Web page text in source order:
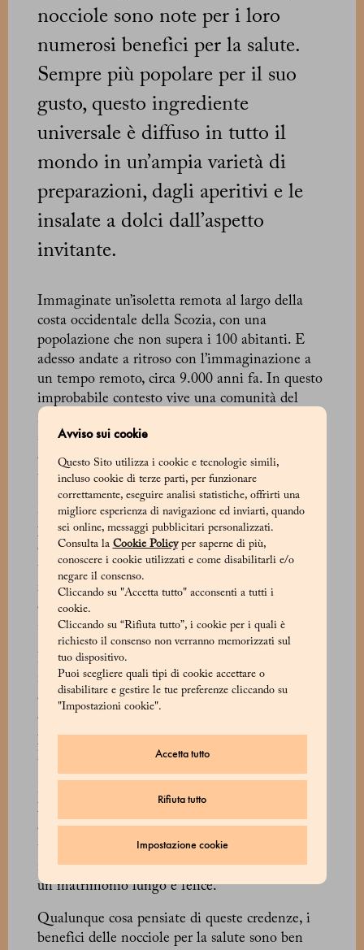
Avviso sui cookie
Questo Sito utilizza i cookie e tecnologie simili,
incluso cookie di terze parti, per funzionare
correttamente, eseguire analisi statistiche, offrirti una
migliore esperienza di navigazione ed inviarti, quando
sei online, messaggi pubblicitari personalizzati.
Consulta la Cookie Policyper saperne di più,
conoscere i cookie utilizzati e come disabilitarli e/o
negare il consenso.
Cliccando su "Accetta tutto" acconsenti a tutti i
cookie.
Cliccando su “Rifiuta tutto”, i cookie per i quali è
richiesto il consenso non verranno memorizzati sul
tuo dispositivo.
Puoi scegliere quali tipi di cookie accettare o
disabilitare e gestire le tue preferenze cliccando su
"Impostazioni cookie".
Accetta tutto
Rifiuta tutto
Impostazione cookie
nocciole sono note per i loro
numerosi benefici per la salute.
Sempre più popolare per il suo
gusto, questo ingrediente
universale è diffuso in tutto il
mondo in un’ampia varietà di
preparazioni, dagli aperitivi e le
insalate a dolci dall’aspetto
invitante.
Immaginate un’isoletta remota al largo della
costa occidentale della Scozia, con una
popolazione che non supera i 100 abitanti. E
adesso andate a ritroso con l’immaginazione a
un tempo remoto, circa 9.000 anni fa. In questo
improbabile contesto vive una comunità del
mesolitico impegnata nella lavorazione su larga
scala delle nocciole, probabilmente per il
commercio con le comunità di altre isole e della
terraferma.
L’isola si chiama Colonsay, e non si è avuta
prova di questa attività se non nel 1995, quando
è stata trovata una piccola fossa contenente
tonnellate di gusci di nocciole bruciati. È ormai
risaputo che questo frutto secco fa parte della
dieta di molte popolazioni da diverse migliaia di
anni.
Presumibilmente native dell’Asia Minore, le
nocciole sono state coltivate in Cina per almeno
cinque millenni e secondo un manoscritto
cinese che risale al 2838 a.C. avevano preso
posto tra i cinque nutrimenti sacri che il Cielo
ha concesso agli esseri umani.
L’antico medico greco Dioscorides ha descritto il
loro uso per curare i raffreddori e perfino la
calvizie, mentre gli antichi romani usavano le
torce di rami di nocciolo durante le cerimonie
nuziali, convinti che la pianta avrebbe assicurato
un matrimonio lungo e felice.
Qualunque cosa pensiate di queste credenze, i
benefici delle nocciole per la salute sono ben